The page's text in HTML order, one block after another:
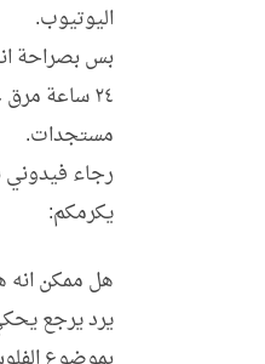
بس بصراحة انا لسا
٢٤ ساعة مرق
رجاء فيدوني
هل ممكن انه هذا
يرد يرجع يحكي معي و